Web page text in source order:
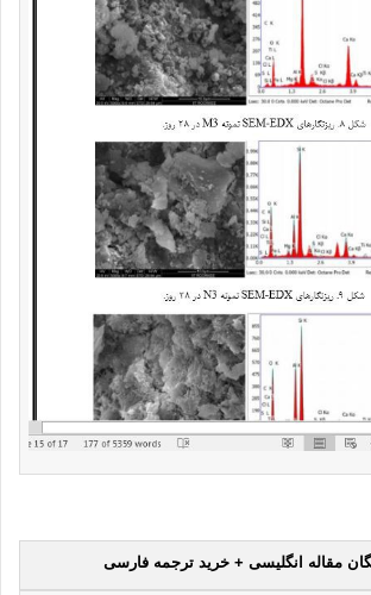
مقاله انگلیسی + خرید ترجمه فارسی